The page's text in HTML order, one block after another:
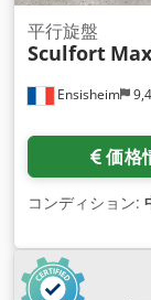
Ensisheim
平行旋盤
Sculfort
価格
コンディション: